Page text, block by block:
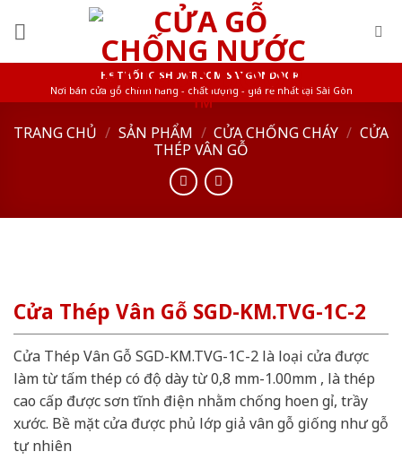
HỆ THỐNG SHOWROOM SAIGONDOOR
Nơi bán cửa gỗ chính hãng - chất lượng - giá rẻ nhất tại Sài Gòn
TRANG CHỦ / SẢN PHẨM / CỬA CHỐNG CHÁY / CỬA
THÉP VÂN GỖ
Cửa Thép Vân Gỗ SGD-KM.TVG-1C-2
Cửa Thép Vân Gỗ SGD-KM.TVG-1C-2 là loại cửa được
làm từ tấm thép có độ dày từ 0,8 mm-1.00mm , là thép
cao cấp được sơn tĩnh điện nhằm chống hoen gỉ, trầy
xước. Bề mặt cửa được phủ lớp giả vân gỗ giống như gỗ
tự nhiên